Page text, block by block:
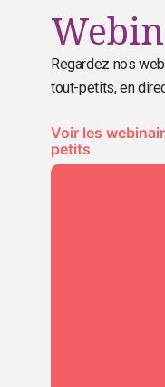
Regardez nos
tout-petits, en
Voir les
petits